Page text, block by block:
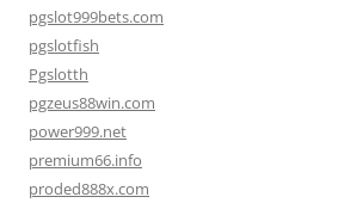
pgslot999bets.com
pgslotfish
Pgslotth
pgzeus88win.com
power999.net
premium66.info
proded888x.com